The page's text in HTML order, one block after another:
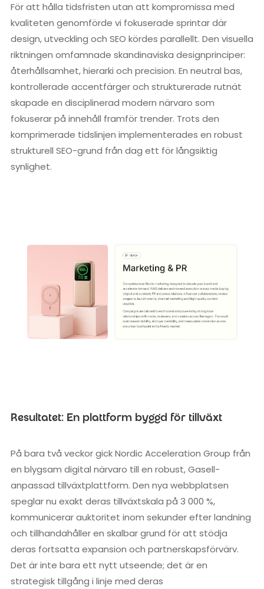
För att hålla tidsfristen utan att kompromissa med
kvaliteten genomförde vi fokuserade sprintar där
design, utveckling och SEO kördes parallellt. Den visuella
riktningen omfamnade skandinaviska designprinciper:
återhållsamhet, hierarki och precision. En neutral bas,
kontrollerade accentfärger och strukturerade rutnät
skapade en disciplinerad modern närvaro som
fokuserar på innehåll framför trender. Trots den
komprimerade tidslinjen implementerades en robust
strukturell SEO-grund från dag ett för långsiktig
synlighet.
Resultatet: En plattform byggd för tillväxt
På bara två veckor gick Nordic Acceleration Group från
en blygsam digital närvaro till en robust, Gasell-
anpassad tillväxtplattform. Den nya webbplatsen
speglar nu exakt deras tillväxtskala på 3 000 %,
kommunicerar auktoritet inom sekunder efter landning
och tillhandahåller en skalbar grund för att stödja
deras fortsatta expansion och partnerskapsförvärv.
Det är inte bara ett nytt utseende; det är en
strategisk tillgång i linje med deras